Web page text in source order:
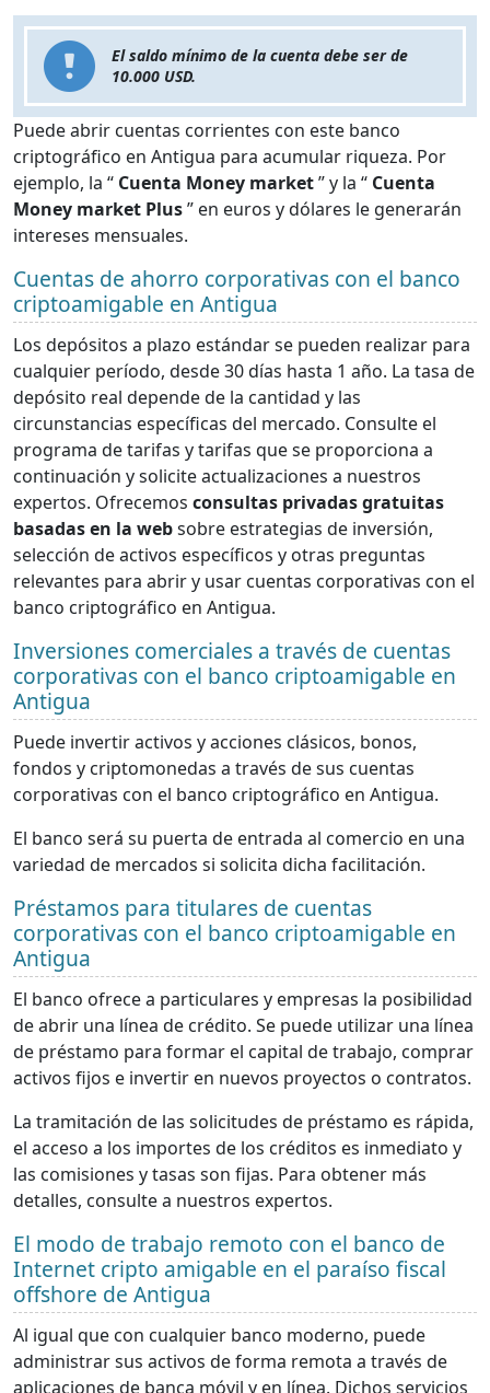
El saldo mínimo de la cuenta debe ser de
10.000 USD.
Puede abrir cuentas corrientes con este banco
criptográfico en Antigua para acumular riqueza. Por
ejemplo, la “ Cuenta Money market” y la “ Cuenta
Money market Plus” en euros y dólares le generarán
intereses mensuales.
Cuentas de ahorro corporativas con el banco
criptoamigable en Antigua
Los depósitos a plazo estándar se pueden realizar para
cualquier período, desde 30 días hasta 1 año. La tasa de
depósito real depende de la cantidad y las
circunstancias específicas del mercado. Consulte el
programa de tarifas y tarifas que se proporciona a
continuación y solicite actualizaciones a nuestros
expertos. Ofrecemos consultas privadas gratuitas
basadas en la websobre estrategias de inversión,
selección de activos específicos y otras preguntas
relevantes para abrir y usar cuentas corporativas con el
banco criptográfico en Antigua.
Inversiones comerciales a través de cuentas
corporativas con el banco criptoamigable en
Antigua
Puede invertir activos y acciones clásicos, bonos,
fondos y criptomonedas a través de sus cuentas
corporativas con el banco criptográfico en Antigua.
El banco será su puerta de entrada al comercio en una
variedad de mercados si solicita dicha facilitación.
Préstamos para titulares de cuentas
corporativas con el banco criptoamigable en
Antigua
El banco ofrece a particulares y empresas la posibilidad
de abrir una línea de crédito. Se puede utilizar una línea
de préstamo para formar el capital de trabajo, comprar
activos fijos e invertir en nuevos proyectos o contratos.
La tramitación de las solicitudes de préstamo es rápida,
el acceso a los importes de los créditos es inmediato y
las comisiones y tasas son fijas. Para obtener más
detalles, consulte a nuestros expertos.
El modo de trabajo remoto con el banco de
Internet cripto amigable en el paraíso fiscal
offshore de Antigua
Al igual que con cualquier banco moderno, puede
administrar sus activos de forma remota a través de
aplicaciones de banca móvil y en línea. Dichos servicios